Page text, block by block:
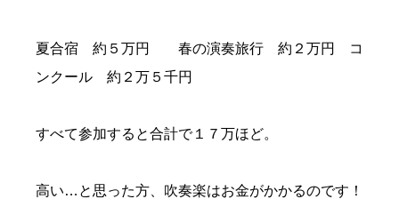
夏合宿 約５万円 春の演奏旅行 約２万円 コ
ンクール 約２万５千円
すべて参加すると合計で１７万ほど。
高い…と思った方、吹奏楽はお金がかかるのです！